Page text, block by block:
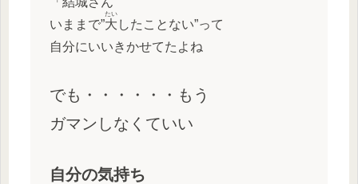
いままで”大
たい
したことない”って
自分にいいきかせてたよね
でも・・・・・・もう
ガマンしなくていい
自分の気持ち